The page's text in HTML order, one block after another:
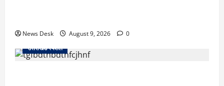
News Desk August 9, 2026
0
उत्तराखंड स्पेशल